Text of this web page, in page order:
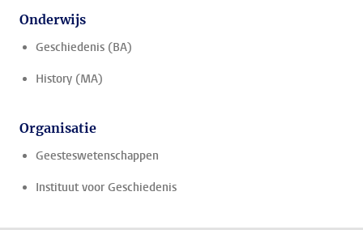
Onderwijs
Geschiedenis (BA)
History (MA)
Organisatie
Geesteswetenschappen
Instituut voor Geschiedenis